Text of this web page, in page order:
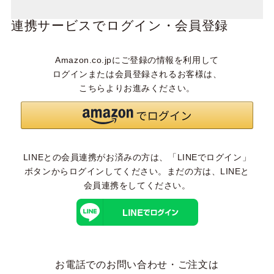
連携サービスでログイン・会員登録
Amazon.co.jpにご登録の情報を利用して
ログインまたは会員登録されるお客様は、
こちらよりお進みください。
LINEとの会員連携がお済みの方は、「LINEでログイン」
ボタンからログインしてください。まだの方は、 LINEと
会員連携をしてください。
お電話でのお問い合わせ・ご注文は